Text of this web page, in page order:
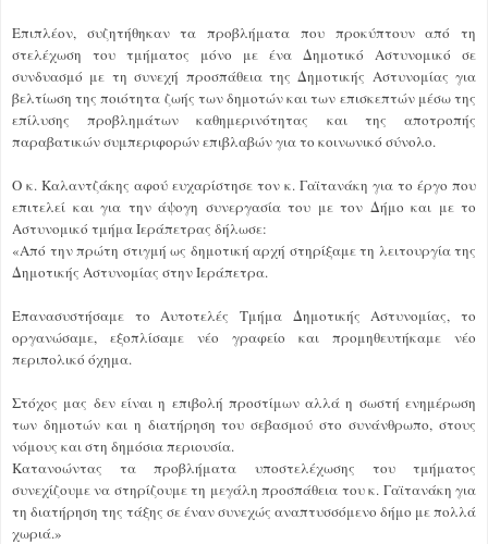
Επιπλέον, συζητήθηκαν τα προβλήματα που προκύπτουν από τη
στελέχωση του τμήματος μόνο με ένα Δημοτικό Αστυνομικό σε
συνδυασμό με τη συνεχή προσπάθεια της Δημοτικής Αστυνομίας για
βελτίωση της ποιότητα ζωής των δημοτών και των επισκεπτών μέσω της
επίλυσης προβλημάτων καθημερινότητας και της αποτροπής
παραβατικών συμπεριφορών επιβλαβών για το κοινωνικό σύνολο.
Ο κ. Καλαντζάκης αφού ευχαρίστησε τον κ. Γαϊτανάκη για το έργο που
επιτελεί και για την άψογη συνεργασία του με τον Δήμο και με το
Αστυνομικό τμήμα Ιεράπετρας δήλωσε:
«Από την πρώτη στιγμή ως δημοτική αρχή στηρίξαμε τη λειτουργία της
Δημοτικής Αστυνομίας στην Ιεράπετρα.
Επανασυστήσαμε το Αυτοτελές Τμήμα Δημοτικής Αστυνομίας, το
οργανώσαμε, εξοπλίσαμε νέο γραφείο και προμηθευτήκαμε νέο
περιπολικό όχημα.
Στόχος μας δεν είναι η επιβολή προστίμων αλλά η σωστή ενημέρωση
των δημοτών και η διατήρηση του σεβασμού στο συνάνθρωπο, στους
νόμους και στη δημόσια περιουσία.
Κατανοώντας τα προβλήματα υποστελέχωσης του τμήματος
συνεχίζουμε να στηρίζουμε τη μεγάλη προσπάθεια του κ. Γαϊτανάκη για
τη διατήρηση της τάξης σε έναν συνεχώς αναπτυσσόμενο δήμο με πολλά
χωριά.»